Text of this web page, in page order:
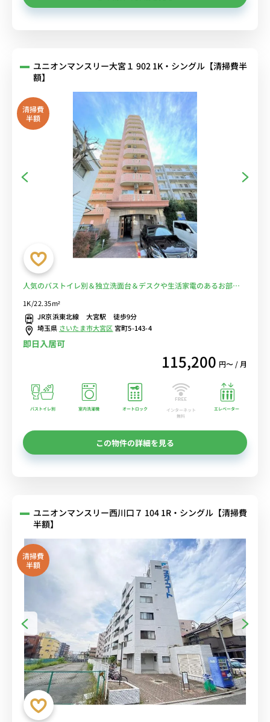
ユニオンマンスリー大宮１ 902 1K・シングル【清掃費半
額】
清掃費
半額
人気のバストイレ別＆独立洗面台＆デスクや生活家電のあるお部
べるWi-Fi格安レンタル中！
1K/22.35m²
JR京浜東北線 大宮駅 徒歩9分
埼玉県 さいたま市大宮区宮町5-143-4
即日入居可
115,200 円〜 / 月
バストイレ別 室内洗濯機 オートロック
インターネット
無料
エレベーター
この物件の詳細を見る
ユニオンマンスリー西川口７ 104 1R・シングル【清掃費
半額】
清掃費
半額